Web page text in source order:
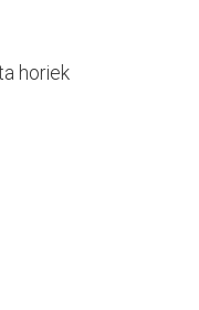
horiek